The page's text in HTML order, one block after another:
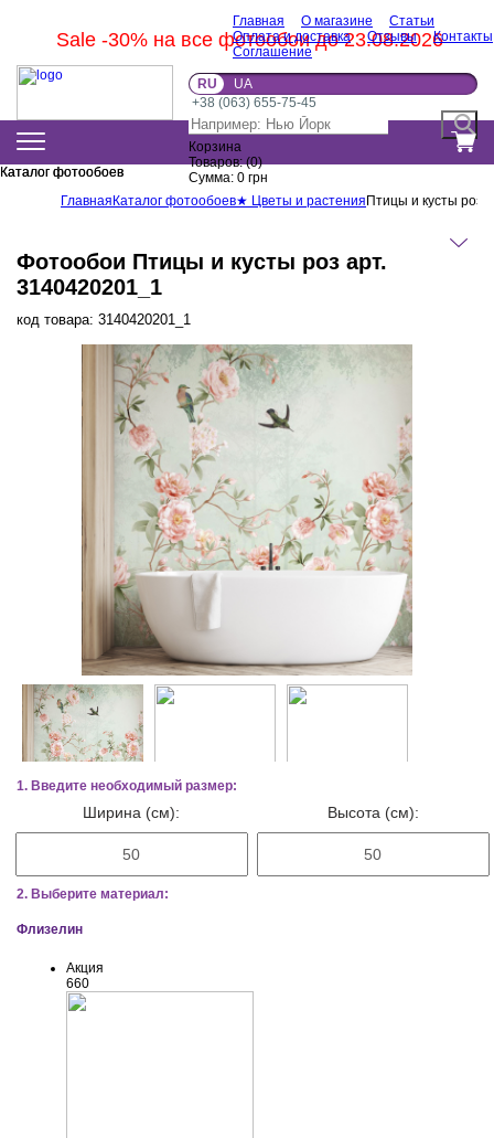
Sale -30% на все фотообои до 23.08.2026
Главная О магазине
Статьи
Оплата и доставка
Отзывы
Контакты
Соглашение
RU
UA
+38 (063) 655-75-45
Корзина
Товаров:(0)
Сумма: 0 грн
Каталог фотообоев
Каталог фотообоев
Главная Каталог фотообоев★ Цветы и растения Птицы и кусты роз
Фотообои Птицы и кусты роз арт.
3140420201_1
код товара: 3140420201_1
1. Введите необходимый размер:
Ширина (см): Высота (см):
2. Выберите материал:
Флизелин
Акция
660